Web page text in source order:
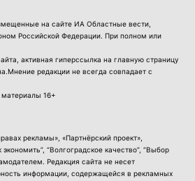
на сайте ИА Областные вести,
Российской Федерации. При полном или
активная гиперссылка на главную страницу
редакции не всегда совпадает с
16+
рекламы», «Партнёрский проект»,
“Волгоградское качество”, “Выбор
Редакция сайта не несет
информации, содержащейся в рекламных